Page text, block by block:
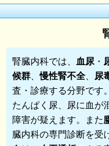
腎臓内科では、 血尿 ・
候群 、慢性腎不全、 尿
査・診療する分野です。
たんぱく尿、尿に血が
障害が疑えます。また
臓内科の専門診断を受